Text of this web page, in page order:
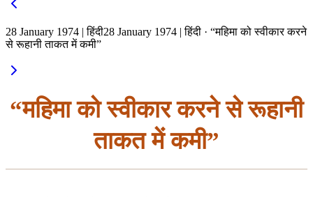
28 January 1974 | हिंदी28 January 1974 | हिंदी · “महिमा को स्वीकार करने
से रूहानी ताकत में कमी”
“महिमा को स्वीकार करने से रूहानी
ताकत में कमी”